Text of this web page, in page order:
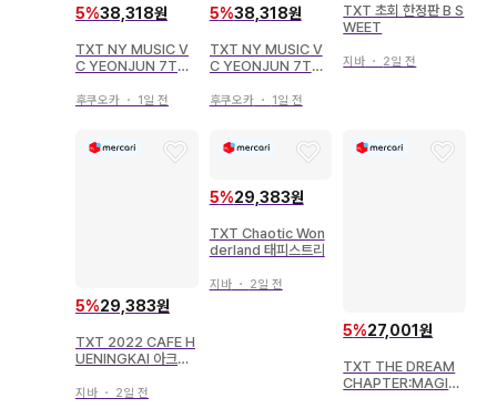
5%38,318원
TXT NY MUSIC V
C YEONJUN 7TH
of Stillness in the
후쿠오카 ・ 1일 전
5%38,318원
TXT NY MUSIC V
C YEONJUN 7TH
of Stillness in the
후쿠오카・ 1일 전
TXT 초회 한정판 B S
WEET
지바 ・ 2일 전
5%29,383원
TXT 2022 CAFE H
UENINGKAI 아크릴
지바 ・ 2일 전
5%29,383원
TXT Chaotic Won
derland 태피스트리
지바・ 2일 전
5%27,001원
TXT THE DREAM
CHAPTER:MAGIC